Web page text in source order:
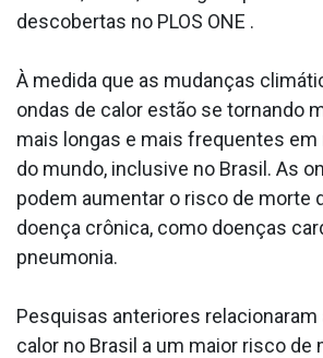
descobertas no PLOS ONE .
À medida que as mudanças
ondas de calor estão se tornando
mais longas e mais frequentes
do mundo, inclusive no Brasil. As
podem aumentar o risco de morte
doença crônica, como doenças
pneumonia.
Pesquisas anteriores relacionaram
calor no Brasil a um maior risco de